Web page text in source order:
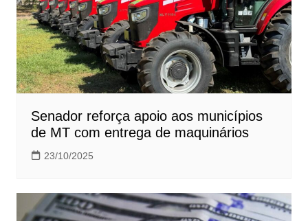
Senador reforça apoio aos municípios
de MT com entrega de maquinários
23/10/2025